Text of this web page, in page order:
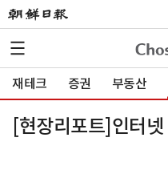
재테크 증권 부동산
[현장리포트]인터